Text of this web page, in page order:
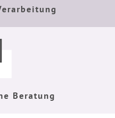
Beratung